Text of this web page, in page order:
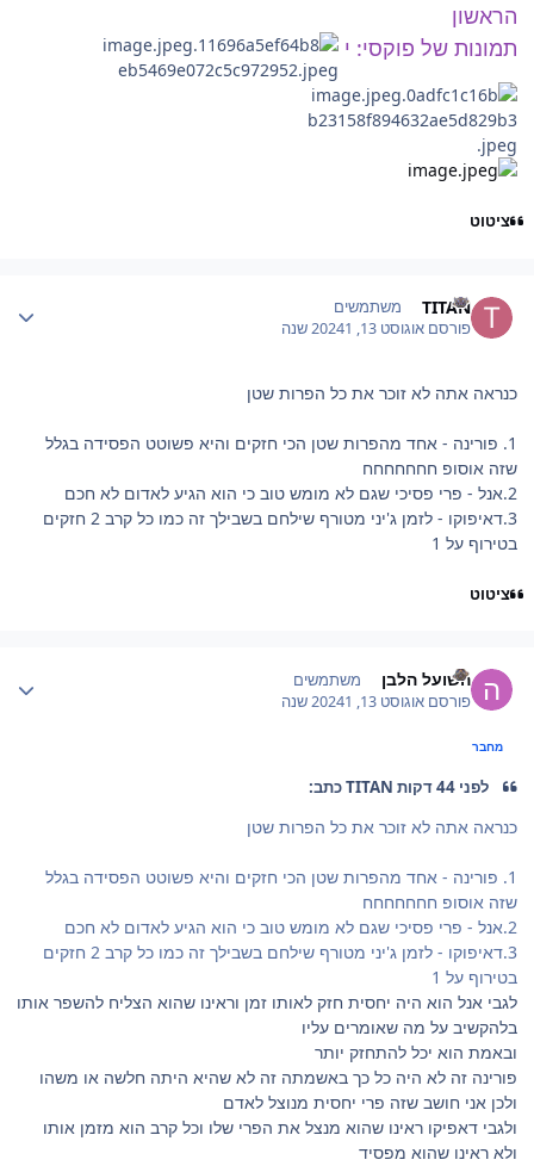
הראשון
תמונות של פוקסי: י
ציטוט
TITAN משתמשים
פורסםאוגוסט 13, 2024 1 שנה
כנראה אתה לא זוכר את כל הפרות שטן
1. פורינה - אחד מהפרות שטן הכי חזקים והיא פשוטט הפסידה בגלל
שזה אוסופ חחחחחחח
2.אנל - פרי פסיכי שגם לא מומש טוב כי הוא הגיע לאדום לא חכם
3.דאיפוקו - לזמן ג'יני מטורף שילחם בשבילך זה כמו כל קרב 2 חזקים
בטירוף על 1
ציטוט
השועל הלבן משתמשים
פורסםאוגוסט 13, 2024 1 שנה
מחבר
לפני 44 דקות TITAN כתב:
כנראה אתה לא זוכר את כל הפרות שטן
1. פורינה - אחד מהפרות שטן הכי חזקים והיא פשוטט הפסידה בגלל
שזה אוסופ חחחחחחח
2.אנל - פרי פסיכי שגם לא מומש טוב כי הוא הגיע לאדום לא חכם
3.דאיפוקו - לזמן ג'יני מטורף שילחם בשבילך זה כמו כל קרב 2 חזקים
בטירוף על 1
לגבי אנל הוא היה יחסית חזק לאותו זמן וראינו שהוא הצליח להשפר אותו
בלהקשיב על מה שאומרים עליו
ובאמת הוא יכל להתחזק יותר
פורינה זה לא היה כל כך באשמתה זה לא שהיא היתה חלשה או משהו
ולכן אני חושב שזה פרי יחסית מנוצל לאדם
ולגבי דאפיקו ראינו שהוא מנצל את הפרי שלו וכל קרב הוא מזמן אותו
ולא ראינו שהוא מפסיד